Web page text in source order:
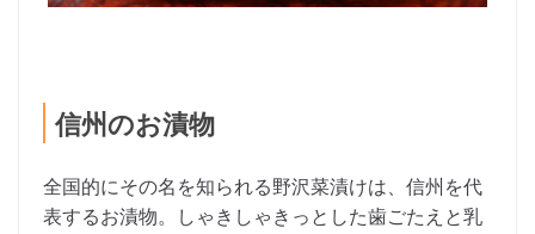
信州のお漬物
全国的にその名を知られる野沢菜漬けは、信州を代
表するお漬物。しゃきしゃきっとした歯ごたえと乳